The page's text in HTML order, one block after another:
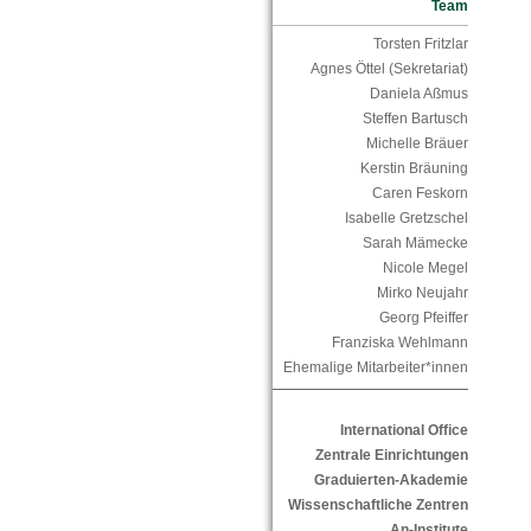
Team
Torsten Fritzlar
Agnes Öttel (Sekretariat)
Daniela Aßmus
Steffen Bartusch
Michelle Bräuer
Kerstin Bräuning
Caren Feskorn
Isabelle Gretzschel
Sarah Mämecke
Nicole Megel
Mirko Neujahr
Georg Pfeiffer
Franziska Wehlmann
Ehemalige Mitarbeiter*innen
International Office
Zentrale Einrichtungen
Graduierten-Akademie
Wissenschaftliche Zentren